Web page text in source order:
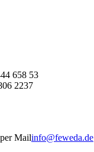
658 53
2237
info@feweda.de